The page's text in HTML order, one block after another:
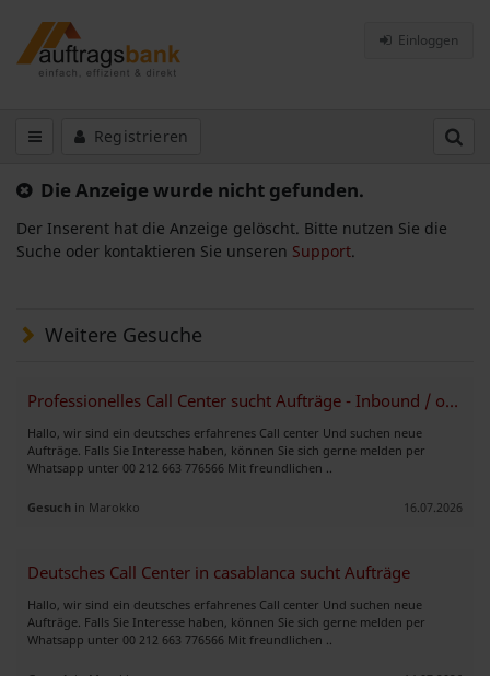
Einloggen
Registrieren
Die Anzeige wurde nicht gefunden.
Der Inserent hat die Anzeige gelöscht. Bitte nutzen Sie die
Suche oder kontaktieren Sie unseren Support.
Weitere Gesuche
Professionelles Call Center sucht Aufträge - Inbound / outbound
Hallo, wir sind ein deutsches erfahrenes Call center Und suchen neue
Aufträge. Falls Sie Interesse haben, können Sie sich gerne melden per
Whatsapp unter 00 212 663 776566 Mit freundlichen ..
Gesuch in Marokko 16.07.2026
Deutsches Call Center in casablanca sucht Aufträge
Hallo, wir sind ein deutsches erfahrenes Call center Und suchen neue
Aufträge. Falls Sie Interesse haben, können Sie sich gerne melden per
Whatsapp unter 00 212 663 776566 Mit freundlichen ..